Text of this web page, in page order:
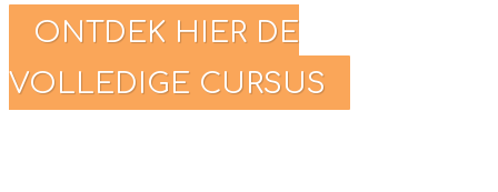
ONTDEK HIER DE
VOLLEDIGE CURSUS